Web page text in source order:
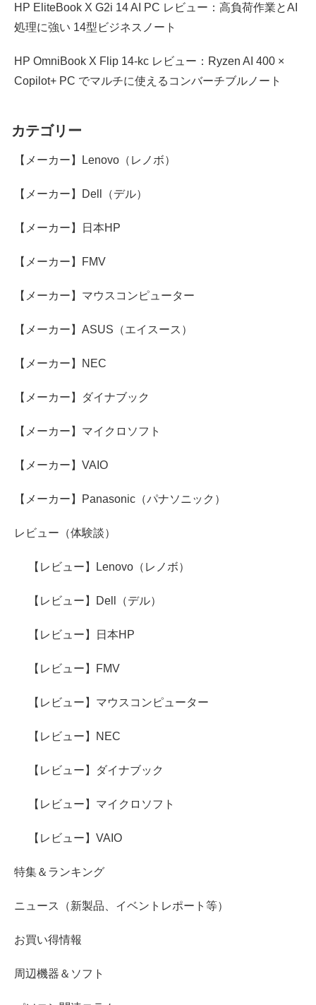
HP EliteBook X G2i 14 AI PC レビュー：高負荷作業とAI
処理に強い 14型ビジネスノート
HP OmniBook X Flip 14-kc レビュー：Ryzen AI 400 ×
Copilot+ PC でマルチに使えるコンバーチブルノート
カテゴリー
【メーカー】Lenovo（レノボ）
【メーカー】Dell（デル）
【メーカー】日本HP
【メーカー】FMV
【メーカー】マウスコンピューター
【メーカー】ASUS（エイスース）
【メーカー】NEC
【メーカー】ダイナブック
【メーカー】マイクロソフト
【メーカー】VAIO
【メーカー】Panasonic（パナソニック）
レビュー（体験談）
【レビュー】Lenovo（レノボ）
【レビュー】Dell（デル）
【レビュー】日本HP
【レビュー】FMV
【レビュー】マウスコンピューター
【レビュー】NEC
【レビュー】ダイナブック
【レビュー】マイクロソフト
【レビュー】VAIO
特集＆ランキング
ニュース（新製品、イベントレポート等）
お買い得情報
周辺機器＆ソフト